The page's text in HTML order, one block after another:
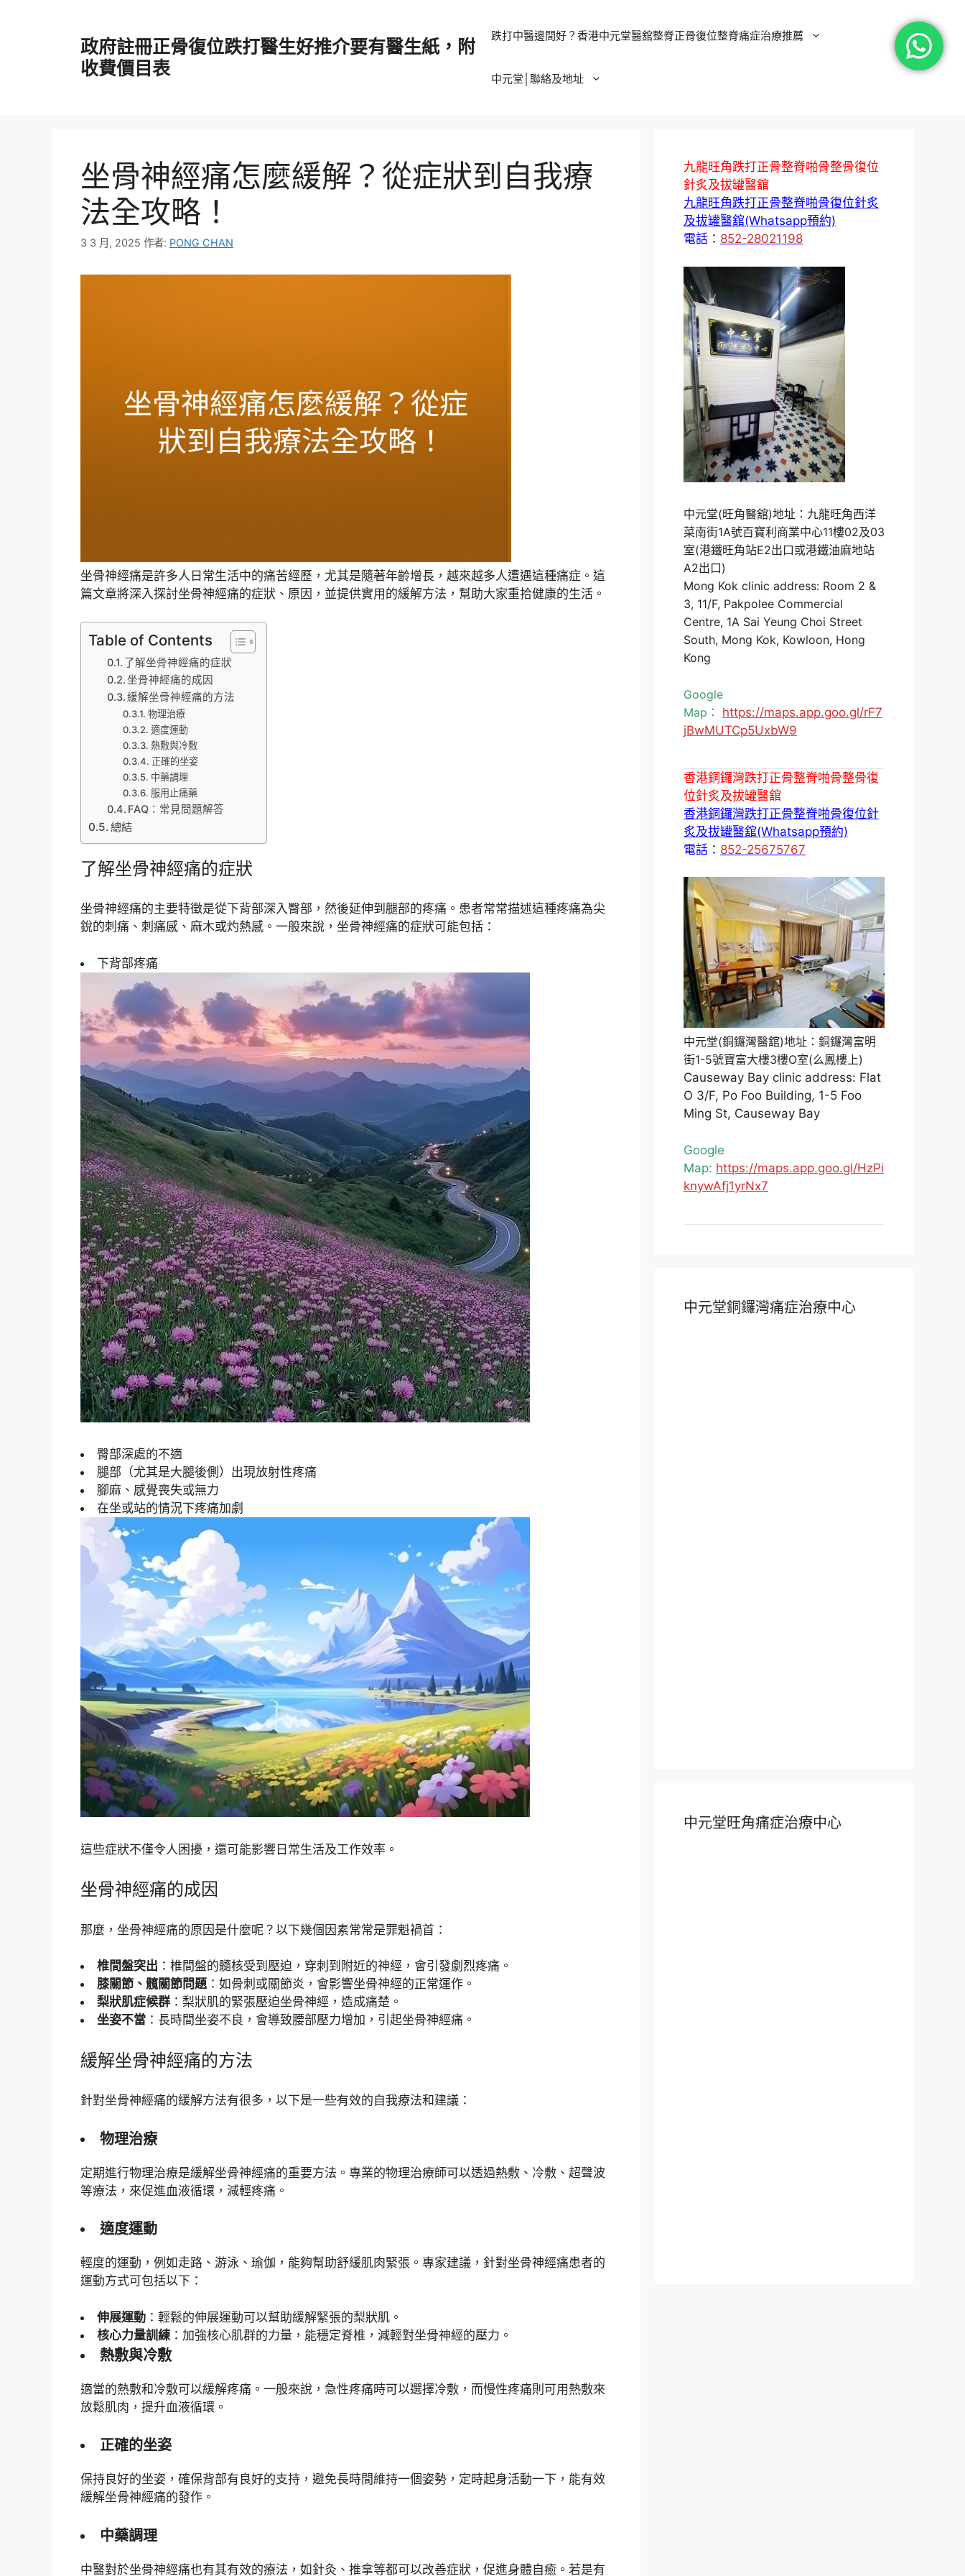
政府註冊正骨復位跌打醫生好推介要有醫生紙，附
收費價目表
跌打中醫邊間好？香港中元堂醫舘整脊正骨復位整脊痛症治療推薦
中元堂│聯絡及地址
坐骨神經痛怎麼緩解？從症狀到自我療
法全攻略！
3 3 月, 2025 作者: PONG CHAN
坐骨神經痛是許多人日常生活中的痛苦經歷，尤其是隨著年齡增長，越來越多人遭遇這種痛症。這
篇文章將深入探討坐骨神經痛的症狀、原因，並提供實用的緩解方法，幫助大家重拾健康的生活。
Table of Contents
了解坐骨神經痛的症狀
坐骨神經痛的成因
緩解坐骨神經痛的方法
物理治療
適度運動
熱敷與冷敷
正確的坐姿
中藥調理
服用止痛藥
FAQ：常見問題解答
總結
了解坐骨神經痛的症狀
坐骨神經痛的主要特徵是從下背部深入臀部，然後延伸到腿部的疼痛。患者常常描述這種疼痛為尖
銳的刺痛、刺痛感、麻木或灼熱感。一般來說，坐骨神經痛的症狀可能包括：
下背部疼痛
臀部深處的不適
腿部（尤其是大腿後側）出現放射性疼痛
腳麻、感覺喪失或無力
在坐或站的情況下疼痛加劇
這些症狀不僅令人困擾，還可能影響日常生活及工作效率。
坐骨神經痛的成因
那麼，坐骨神經痛的原因是什麼呢？以下幾個因素常常是罪魁禍首：
椎間盤突出 ：椎間盤的髓核受到壓迫，穿刺到附近的神經，會引發劇烈疼痛。
膝關節、髖關節問題：如骨刺或關節炎，會影響坐骨神經的正常運作。
梨狀肌症候群 ：梨狀肌的緊張壓迫坐骨神經，造成痛楚。
坐姿不當 ：長時間坐姿不良，會導致腰部壓力增加，引起坐骨神經痛。
緩解坐骨神經痛的方法
針對坐骨神經痛的緩解方法有很多，以下是一些有效的自我療法和建議：
物理治療
定期進行物理治療是緩解坐骨神經痛的重要方法。專業的物理治療師可以透過熱敷、冷敷、超聲波
等療法，來促進血液循環，減輕疼痛。
適度運動
輕度的運動，例如走路、游泳、瑜伽，能夠幫助舒緩肌肉緊張。專家建議，針對坐骨神經痛患者的
運動方式可包括以下：
伸展運動 ：輕鬆的伸展運動可以幫助緩解緊張的梨狀肌。
核心力量訓練 ：加強核心肌群的力量，能穩定脊椎，減輕對坐骨神經的壓力。
熱敷與冷敷
適當的熱敷和冷敷可以緩解疼痛。一般來說，急性疼痛時可以選擇冷敷，而慢性疼痛則可用熱敷來
放鬆肌肉，提升血液循環。
正確的坐姿
保持良好的坐姿，確保背部有良好的支持，避免長時間維持一個姿勢，定時起身活動一下，能有效
緩解坐骨神經痛的發作。
中藥調理
中醫對於坐骨神經痛也有其有效的療法，如針灸、推拿等都可以改善症狀，促進身體自癒。若是有
九龍旺角跌打正骨整脊啪骨整骨復位
針炙及拔罐醫舘
九龍旺角跌打正骨整脊啪骨復位針炙
及拔罐醫舘(Whatsapp預約)
電話： 852-28021198
中元堂(旺角醫舘)地址：九龍旺角西洋
菜南街1A號百寶利商業中心11樓02及03
室(港鐵旺角站E2出口或港鐵油麻地站
A2出口)
Mong Kok clinic address: Room 2 &
3, 11/F, Pakpolee Commercial
Centre, 1A Sai Yeung Choi Street
South, Mong Kok, Kowloon, Hong
Kong
Google
Map： https://maps.app.goo.gl/rF7
jBwMUTCp5UxbW9
香港銅鑼灣跌打正骨整脊啪骨整骨復
位針炙及拔罐醫舘
香港銅鑼灣跌打正骨整脊啪骨復位針
炙及拔罐醫舘(Whatsapp預約)
電話： 852-25675767
中元堂(銅鑼灣醫舘)地址：銅鑼灣富明
街1-5號寶富大樓3樓O室(么鳳樓上)
Causeway Bay clinic address: Flat
O 3/F, Po Foo Building, 1-5 Foo
Ming St, Causeway Bay
Google
Map: https://maps.app.goo.gl/HzPi
knywAfj1yrNx7
中元堂銅鑼灣痛症治療中心
中元堂旺角痛症治療中心